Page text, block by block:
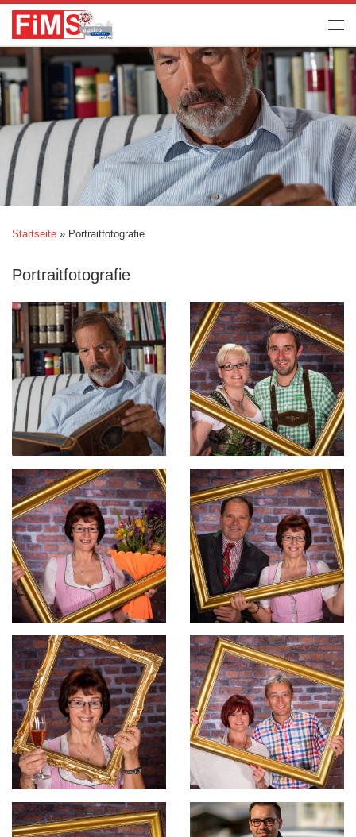
Startseite » Portraitfotografie
Portraitfotografie